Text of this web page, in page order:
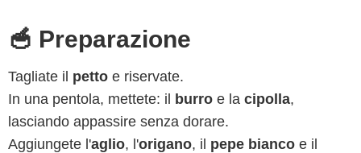
🥣 Preparazione
Tagliate il petto e riservate.
In una pentola, mettete: il
burro e la cipolla,
lasciando appassire senza dorare.
Aggiungete l'aglio, l'origano, il pepe bianco e il